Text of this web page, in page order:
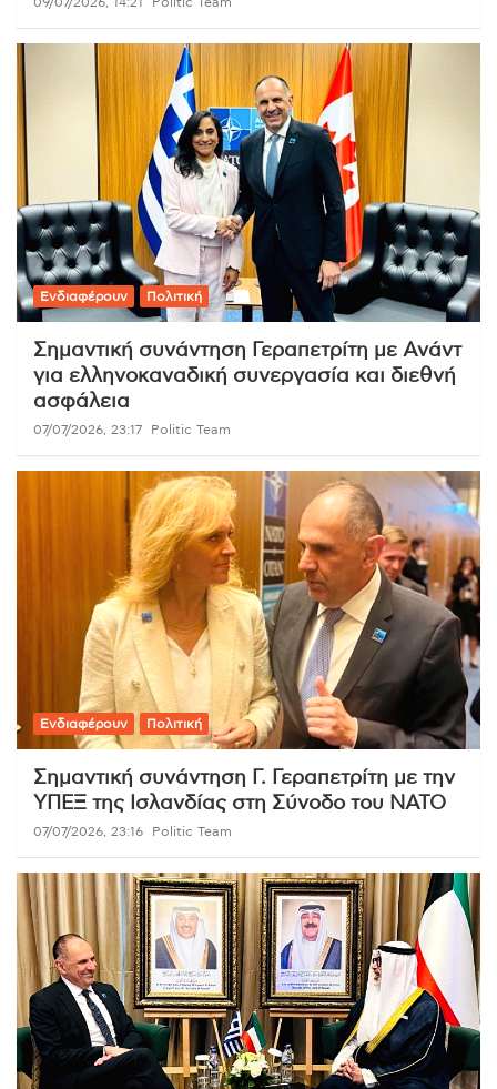
Ενδιαφέρουν Πολιτική
Σημαντική συνάντηση Γεραπετρίτη με Ανάντ
για ελληνοκαναδική συνεργασία και διεθνή
ασφάλεια
07/07/2026, 23:17 Politic Team
Ενδιαφέρουν Πολιτική
Σημαντική συνάντηση Γ. Γεραπετρίτη με την
ΥΠΕΞ της Ισλανδίας στη Σύνοδο του ΝΑΤΟ
07/07/2026, 23:16 Politic Team